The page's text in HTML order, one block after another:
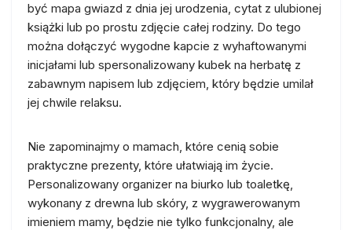
być mapa gwiazd z dnia jej urodzenia, cytat z ulubionej
książki lub po prostu zdjęcie całej rodziny. Do tego
można dołączyć wygodne kapcie z wyhaftowanymi
inicjałami lub spersonalizowany kubek na herbatę z
zabawnym napisem lub zdjęciem, który będzie umilał
jej chwile relaksu.
Nie zapominajmy o mamach, które cenią sobie
praktyczne prezenty, które ułatwiają im życie.
Personalizowany organizer na biurko lub toaletkę,
wykonany z drewna lub skóry, z wygrawerowanym
imieniem mamy, będzie nie tylko funkcjonalny, ale